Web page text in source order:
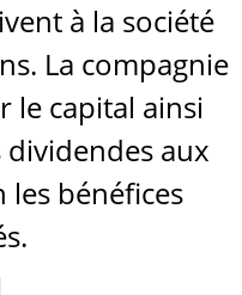
à la société
La compagnie
le capital ainsi
aux
les bénéfices